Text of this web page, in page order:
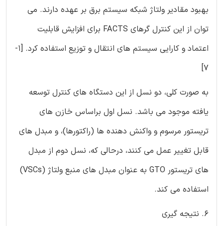
بهبود مقادیر ولتاژ شبکه سیستم برق بر عهده دارند. می
توان از این کنترل گرهای FACTS برای افزایش قابلیت
اعتماد و کارایی سیستم های انتقال و توزیع استفاده کرد. [1-
7]
به صورت کلی، دو نسل از این دستگاه های کنترل توسعه
یافته موجود می باشد. نسل اول براساس خازن های
تریستور مرسوم و واکنش دهنده ها (راکتورها)، و مبدل های
قابل تغییر عمل می کنند، درحالی که، نسل دوم از مبدل
های تریستور GTO به عنوان مبدل های منبع ولتاژ (VSCs)
استفاده می کند.
6. نتیجه گیری